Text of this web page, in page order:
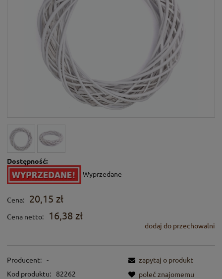
Dostępność:
Wyprzedane
Cena: 20,15 zł
Cena netto: 16,38 zł
dodaj do przechowalni
Producent: -
Kod produktu:
82262
zapytaj o produkt
poleć znajomemu